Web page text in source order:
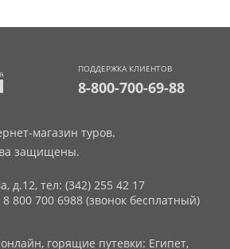
ПОДДЕРЖКА КЛИЕНТОВ
8-800-700-69-88
магазин туров.
защищены.
д.12, тел: (342) 255 42 17
800 700 6988 (звонок бесплатный)
горящие путевки: Египет,